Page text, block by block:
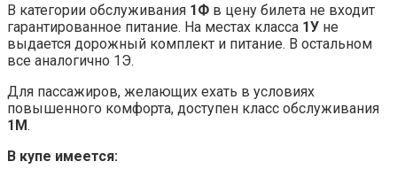
В категории обслуживания 1Ф в цену билета не входит
гарантированное питание. На местах класса 1У не
выдается дорожный комплект и питание. В остальном
все аналогично 1Э.
Для пассажиров, желающих ехать в условиях
повышенного комфорта, доступен класс обслуживания
1М.
В купе имеется: